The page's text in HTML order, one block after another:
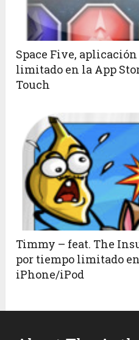
Space Five,
limitado en la App
Touch
Timmy – feat. The
por tiempo limitado
iPhone/iPod